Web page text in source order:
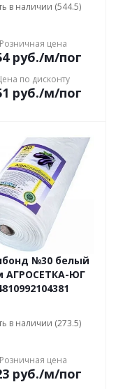
в наличии (544.5)
Розничная цена
руб./м/пог
по дисконту
руб./м/пог
№30 белый
АГРОСЕТКА-ЮГ
в наличии (273.5)
Розничная цена
руб./м/пог